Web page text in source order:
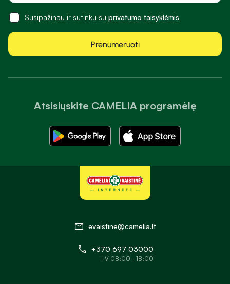
Atsisiųskite CAMELIA programėlę
Susipažinau ir sutinku su privatumo taisyklėmis
Prenumeruoti
evaistine@camelia.lt
+370 697 03000
I-V 08:00 - 18:00